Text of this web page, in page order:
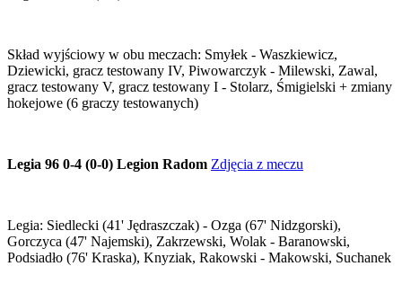
Skład wyjściowy w obu meczach: Smyłek - Waszkiewicz,
Dziewicki, gracz testowany IV, Piwowarczyk - Milewski, Zawal,
gracz testowany V, gracz testowany I - Stolarz, Śmigielski + zmiany
hokejowe (6 graczy testowanych)
Legia 96 0-4 (0-0) Legion Radom Zdjęcia z meczu
Legia: Siedlecki (41' Jędraszczak) - Ozga (67' Nidzgorski),
Gorczyca (47' Najemski), Zakrzewski, Wolak - Baranowski,
Podsiadło (76' Kraska), Knyziak, Rakowski - Makowski, Suchanek